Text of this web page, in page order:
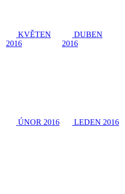
KVĚTEN
2016
DUBEN
2016
ÚNOR 2016 LEDEN 2016